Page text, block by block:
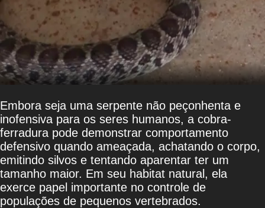
Embora seja uma serpente não peçonhenta e
inofensiva para os seres humanos, a cobra-
ferradura pode demonstrar comportamento
defensivo quando ameaçada, achatando o corpo,
emitindo silvos e tentando aparentar ter um
tamanho maior. Em seu habitat natural, ela
exerce papel importante no controle de
populações de pequenos vertebrados.